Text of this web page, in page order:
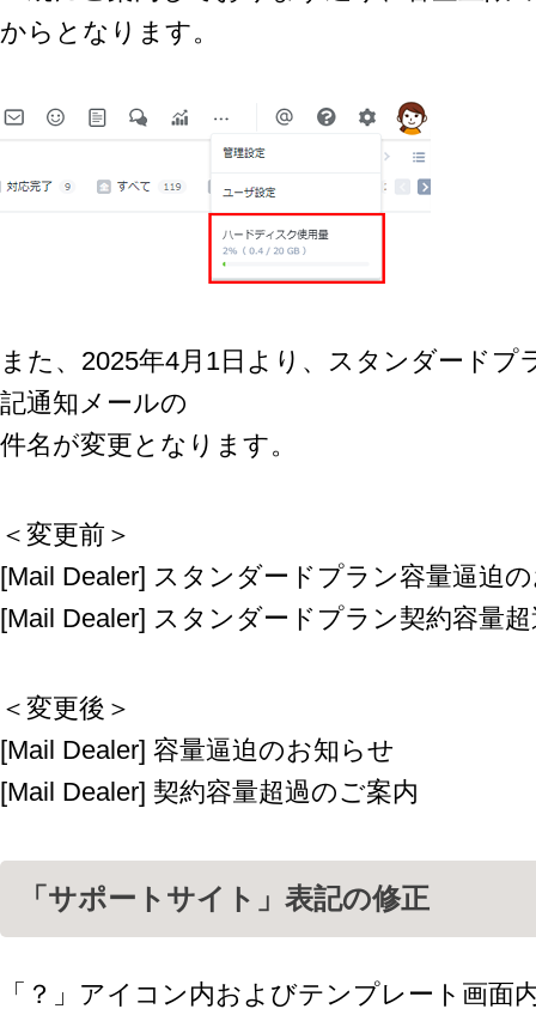
からとなります。
また、2025年4月1日より、スタンダードプ
記通知メールの
件名が変更となります。
＜変更前＞
[Mail Dealer] スタンダードプラン容量逼迫
[Mail Dealer] スタンダードプラン契約容量
＜変更後＞
[Mail Dealer] 容量逼迫のお知らせ
[Mail Dealer] 契約容量超過のご案内
「サポートサイト」表記の修正
「？」アイコン内およびテンプレート画面